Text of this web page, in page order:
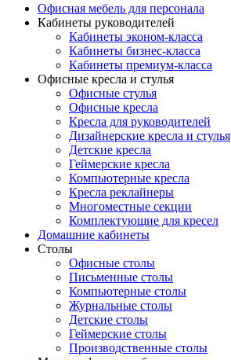
Офисная мебель для персонала
Кабинеты руководителей
Кабинеты эконом-класса
Кабинеты бизнес-класса
Кабинеты премиум-класса
Офисные кресла и стулья
Офисные стулья
Офисные кресла
Кресла для руководителей
Дизайнерские кресла и стулья
Детские кресла
Геймерские кресла
Компьютерные кресла
Кресла реклайнеры
Многоместные секции
Комплектующие для кресел
Домашние кабинеты
Столы
Офисные столы
Письменные столы
Компьютерные столы
Журнальные столы
Детские столы
Геймерские столы
Производственные столы